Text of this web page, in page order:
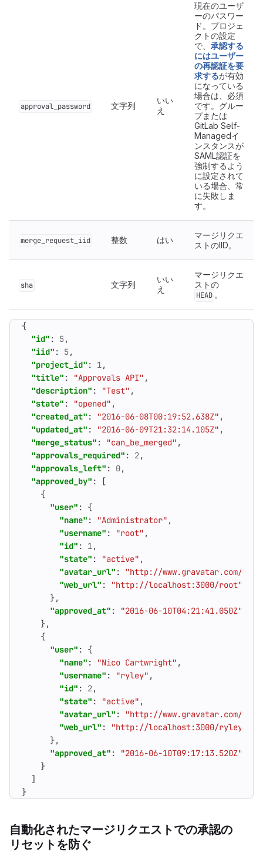
approval_password 文字列
いい
え
現在のユーザ
ーのパスワー
ド。プロジェ
クトの設定
で、 承認する
にはユーザー
の再認証を要
求するが有効
になっている
場合は、必須
です。グルー
プまたは
GitLab Self-
Managedイ
ンスタンスが
SAML認証を
強制するよう
に設定されて
いる場合、常
に失敗しま
す。
merge_request_iid 整数 はい
マージリクエ
ストのIID。
sha 文字列
いい
え
マージリクエ
ストの
HEAD 。
{
"id" : 5,
"iid" : 5,
"project_id" : 1,
"title" : "Approvals API" ,
"description" : "Test" ,
"state" : "opened" ,
"created_at" : "2016-06-08T00:19:52.638Z" ,
"updated_at" : "2016-06-09T21:32:14.105Z" ,
"merge_status" : "can_be_merged" ,
"approvals_required" : 2,
"approvals_left" : 0,
"approved_by" :
[
{
"user" :
{
"name" : "Administrator" ,
"username" : "root" ,
"id" : 1,
"state" : "active" ,
"avatar_url" :
"http://www.gravatar.com/
"web_url" :
"http://localhost:3000/root"
},
"approved_at" :
"2016-06-10T04:21:41.050Z"
},
{
"user" :
{
"name" : "Nico Cartwright" ,
"username" : "ryley" ,
"id" : 2,
"state" : "active" ,
"avatar_url" :
"http://www.gravatar.com/
"web_url" :
"http://localhost:3000/ryley"
},
"approved_at" :
"2016-06-10T09:17:13.520Z"
}
]
}
自動化されたマージリクエストでの承認の
リセットを防ぐ